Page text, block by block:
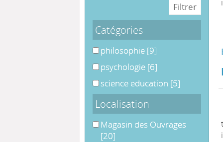
Catégories
philosophie
philosophie [9]
psychologie
psychologie [6]
science education
science education [5]
Localisation
Magasin des Ouvrages
Magasin des Ouvrages
[20]